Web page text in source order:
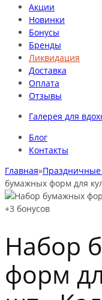
Акции
Новинки
Бонусы
Бренды
Ликвидация
Доставка
Оплата
Отзывы
Галерея для
Блог
Контакты
Главная»
бумажных форм для
+3 бонусов
Набор
форм